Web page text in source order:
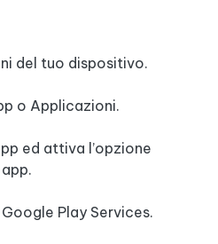
del tuo dispositivo.
o Applicazioni.
ed attiva l’opzione
Play Services.